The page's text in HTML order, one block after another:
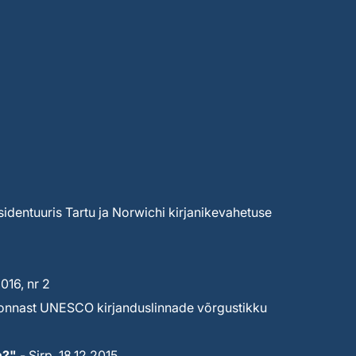
Tartu ja Norwichi kirjanikevahetuse
nr 2
UNESCO kirjanduslinnade võrgustikku